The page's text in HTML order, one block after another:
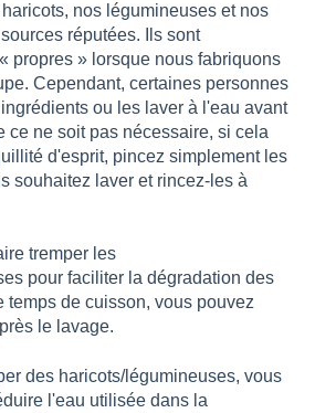
nos légumineuses et nos
réputées. Ils sont
propres » lorsque nous fabriquons
Cependant, certaines personnes
ou les laver à l'eau avant
ce ne soit pas nécessaire, si cela
d'esprit, pincez simplement les
souhaitez laver et rincez-les à
tremper les
pour faciliter la dégradation des
temps de cuisson, vous pouvez
le lavage.
des haricots/légumineuses, vous
l'eau utilisée dans la